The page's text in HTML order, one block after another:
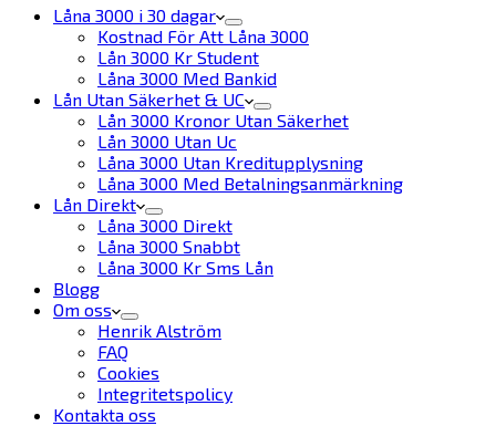
Låna 3000 i 30 dagar
Kostnad För Att Låna 3000
Lån 3000 Kr Student
Låna 3000 Med Bankid
Lån Utan Säkerhet & UC
Lån 3000 Kronor Utan Säkerhet
Lån 3000 Utan Uc
Låna 3000 Utan Kreditupplysning
Låna 3000 Med Betalningsanmärkning
Lån Direkt
Låna 3000 Direkt
Låna 3000 Snabbt
Låna 3000 Kr Sms Lån
Blogg
Om oss
Henrik Alström
FAQ
Cookies
Integritetspolicy
Kontakta oss